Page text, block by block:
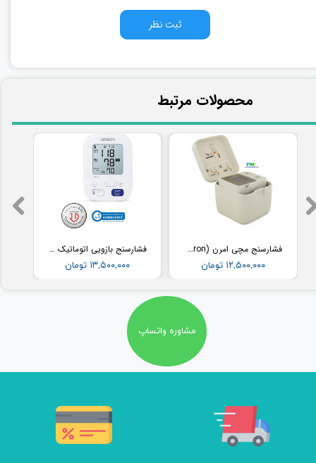
ثبت نظر
فشارسنج بازویی اتوماتیک با کاف پهن امرن (OMRON) مدل M3
۱۳,۵۰۰,۰۰۰ تومان
فشارسنج مچی امرن (Omron) مدل RS2
۱۲,۵۰۰,۰۰۰ تومان
​محصولات مرتبط
مشاوره واتساپ